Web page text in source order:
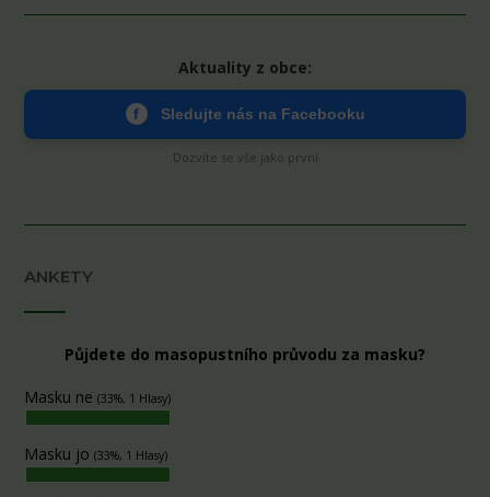
Aktuality z obce:
f Sledujte nás na Facebooku
Dozvíte se vše jako první
ANKETY
Půjdete do masopustního průvodu za masku?
Masku ne (33%, 1 Hlasy)
Masku jo (33%, 1 Hlasy)